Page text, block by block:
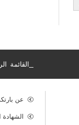
القائمة
عن
الشهادة